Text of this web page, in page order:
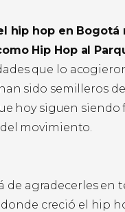
hip hop en Bogotá
Hip Hop al
que lo
sido semilleros
hoy siguen
movimiento.
de agradecerles
donde creció el hip